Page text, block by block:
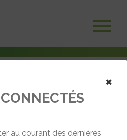
dans l’électrification pour l’Alliance
×
au courant des dernières